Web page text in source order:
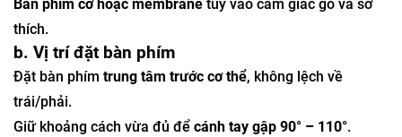
Bàn phím cơ hoặc membrane tùy vào cảm giác gõ và sở
thích.
b. Vị trí đặt bàn phím
Đặt bàn phím trung tâm trước cơ thể, không lệch về
trái/phải.
Giữ khoảng cách vừa đủ để cánh tay gập 90° – 110°.